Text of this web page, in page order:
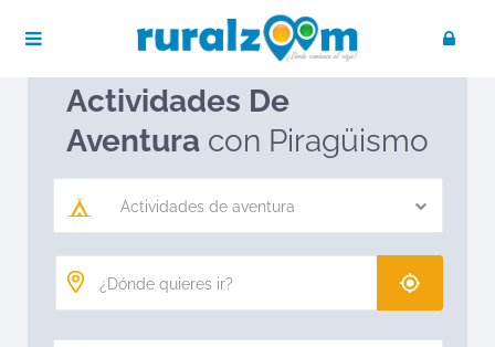
Actividades de aventura
Actividades De
Aventura con Piragüismo
Actividades de aventura